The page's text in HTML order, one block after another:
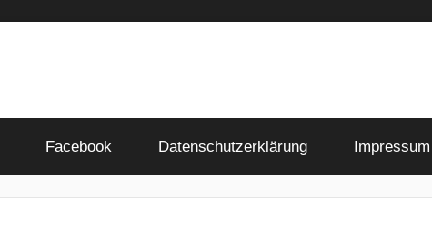
Facebook Datenschutzerklärung Impressum